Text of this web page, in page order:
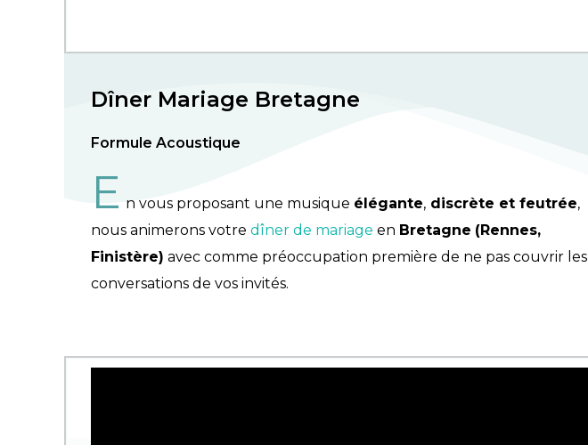
Dîner Mariage Bretagne
Formule Acoustique
E n vous proposant une musique élégante, discrète et feutrée,
nous animerons votre dîner de mariage en Bretagne (Rennes,
Finistère) avec comme préoccupation première de ne pas couvrir les
conversations de vos invités.